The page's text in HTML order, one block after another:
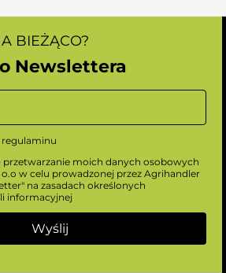
BIEŻĄCO?
Newslettera
regulaminu
przetwarzanie moich danych osobowych
o.o w celu prowadzonej przez Agrihandler
na zasadach określonych
informacyjnej